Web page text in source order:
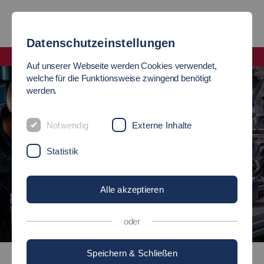
Fahrzeugtechnik (M.Eng.)
Datenschutzeinstellungen
Auf unserer Webseite werden Cookies verwendet,
welche für die Funktionsweise zwingend benötigt
werden.
Notwendig Externe Inhalte
Statistik
Alle akzeptieren
oder
Speichern & Schließen